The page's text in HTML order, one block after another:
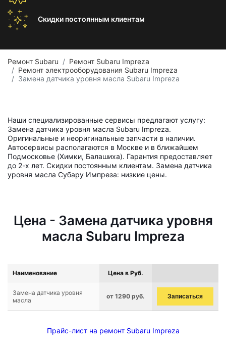
Скидки постоянным клиентам
Ремонт Subaru
Ремонт Subaru Impreza
Ремонт электрооборудования Subaru Impreza
Замена датчика уровня масла Subaru Impreza
Наши специализированные сервисы предлагают услугу:
Замена датчика уровня масла Subaru Impreza.
Оригинальные и неоригинальные запчасти в наличии.
Автосервисы располагаются в Москве и в ближайшем
Подмосковье (Химки, Балашиха). Гарантия предоставляет
до 2-х лет. Скидки постоянным клиентам. Замена датчика
уровня масла Субару Импреза: низкие цены.
Цена - Замена датчика уровня
масла Subaru Impreza
Наименование Цена в Руб.
Замена датчика уровня
масла
от 1290 руб. Записаться
Прайс-лист на ремонт Subaru Impreza